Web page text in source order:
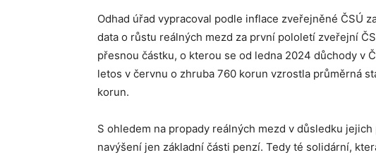
Odhad úřad vypracoval podle inflace zveřejněné ČSÚ
data o růstu reálných mezd za první pololetí zveřejní
přesnou částku, o kterou se od ledna 2024 důchody v
letos v červnu o zhruba 760 korun vzrostla průměrná
korun.
S ohledem na propady reálných mezd v důsledku
navýšení jen základní části penzí. Tedy té solidární,